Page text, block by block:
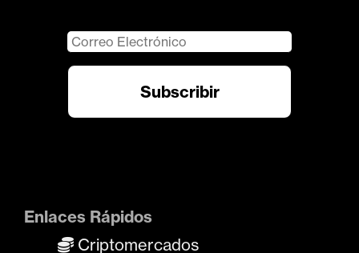
Enlaces Rápidos
Criptomercados